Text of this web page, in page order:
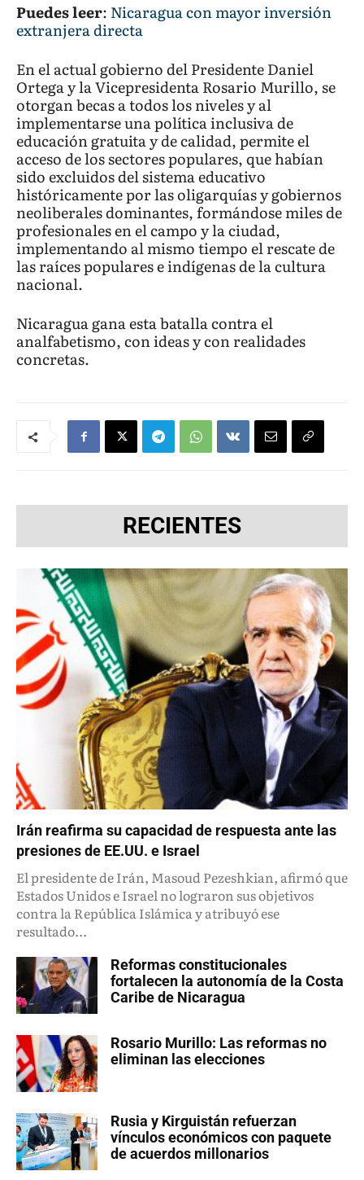
Puedes leer: Nicaragua con mayor inversión
extranjera directa
En el actual gobierno del Presidente Daniel
Ortega y la Vicepresidenta Rosario Murillo, se
otorgan becas a todos los niveles y al
implementarse una política inclusiva de
educación gratuita y de calidad, permite el
acceso de los sectores populares, que habían
sido excluidos del sistema educativo
históricamente por las oligarquías y gobiernos
neoliberales dominantes, formándose miles de
profesionales en el campo y la ciudad,
implementando al mismo tiempo el rescate de
las raíces populares e indígenas de la cultura
nacional.
Nicaragua gana esta batalla contra el
analfabetismo, con ideas y con realidades
concretas.
RECIENTES
Irán reafirma su capacidad de respuesta ante las
presiones de EE.UU. e Israel
El presidente de Irán, Masoud Pezeshkian, afirmó que
Estados Unidos e Israel no lograron sus objetivos
contra la República Islámica y atribuyó ese
resultado...
Reformas constitucionales
fortalecen la autonomía de la Costa
Caribe de Nicaragua
Rosario Murillo: Las reformas no
eliminan las elecciones
Rusia y Kirguistán refuerzan
vínculos económicos con paquete
de acuerdos millonarios